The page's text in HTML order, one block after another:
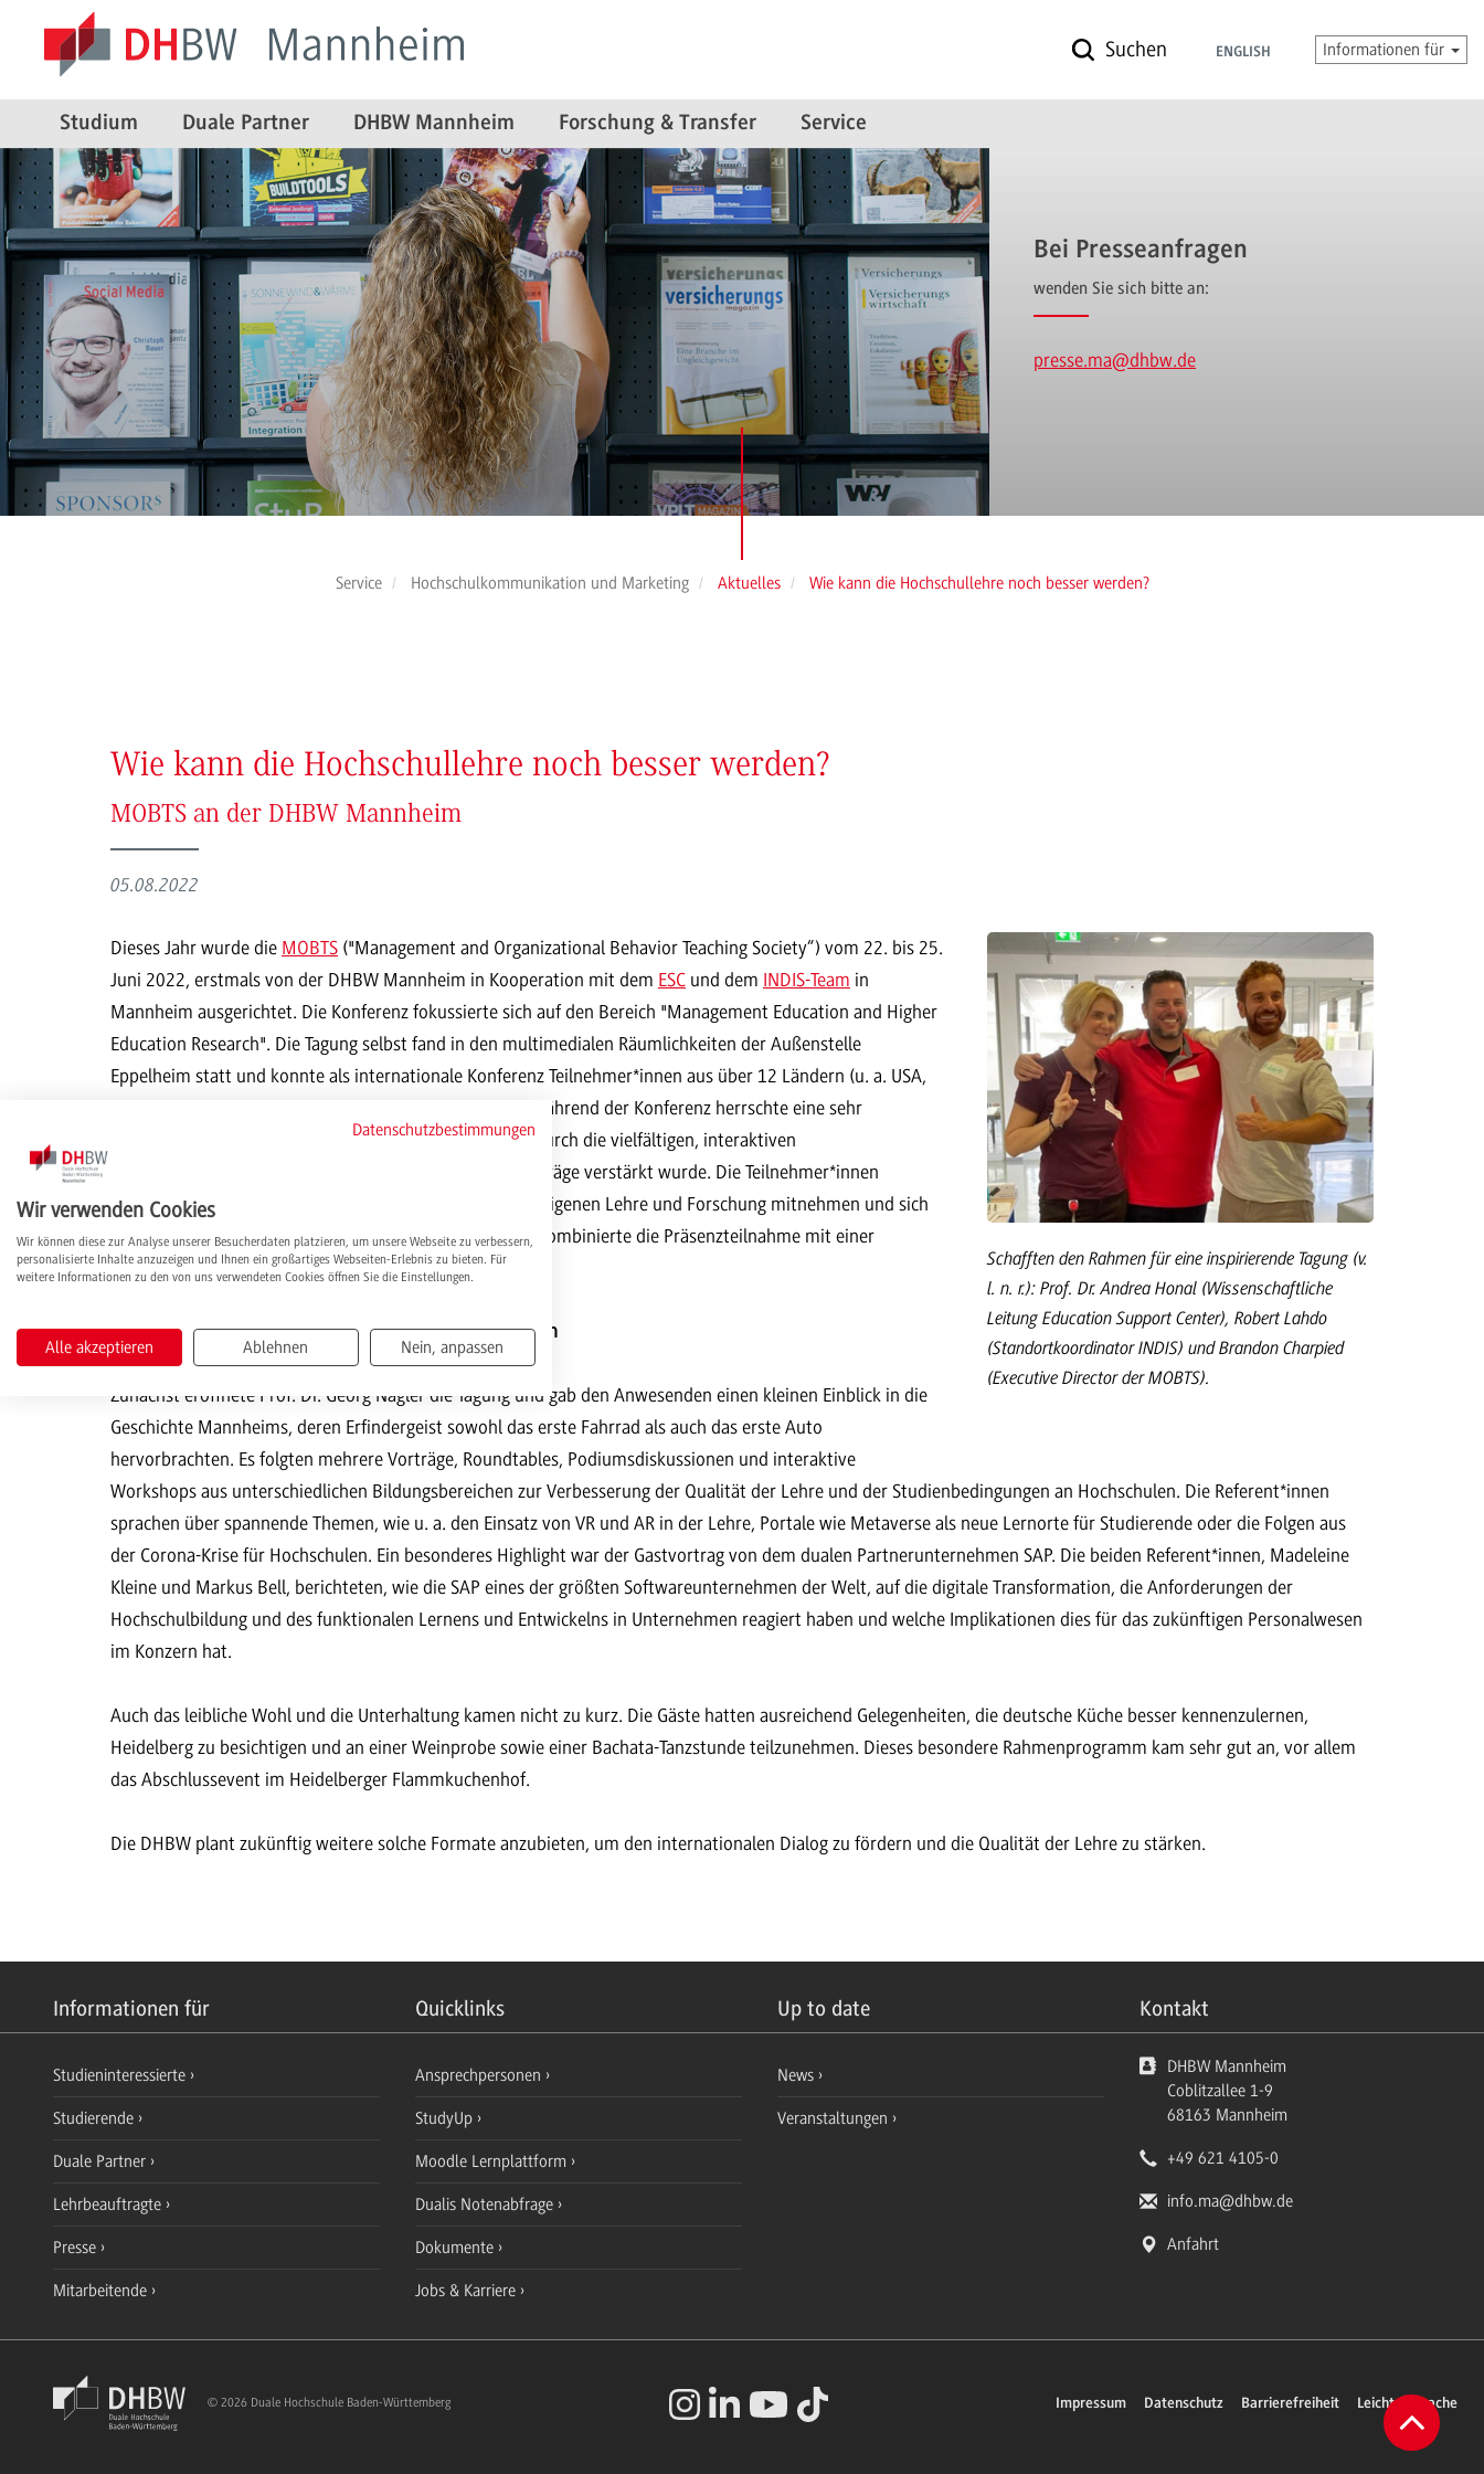
Suchen ENGLISH Informationen für
Studium Duale Partner DHBW Mannheim Forschung & Transfer Service
Bei Presseanfragen
wenden Sie sich bitte an:
presse.ma@dhbw.de
Service Hochschulkommunikation und Marketing Aktuelles Wie kann die Hochschullehre noch besser werden?
Wie kann die Hochschullehre noch besser werden?
MOBTS an der DHBW Mannheim
05.08.2022
Schafften den Rahmen für eine inspirierende Tagung (v.
l. n. r.): Prof. Dr. Andrea Honal (Wissenschaftliche
Leitung Education Support Center), Robert Lahdo
(Standortkoordinator INDIS) und Brandon Charpied
(Executive Director der MOBTS).
Dieses Jahr wurde die MOBTS ("Management and Organizational Behavior Teaching Society“) vom 22. bis 25.
Juni 2022, erstmals von der DHBW Mannheim in Kooperation mit dem ESC und dem INDIS-Team in
Mannheim ausgerichtet. Die Konferenz fokussierte sich auf den Bereich "Management Education and Higher
Education Research". Die Tagung selbst fand in den multimedialen Räumlichkeiten der Außenstelle
Eppelheim statt und konnte als internationale Konferenz Teilnehmer*innen aus über 12 Ländern (u. a. USA,
Spanien, Schweiz, Mexiko oder Neuseeland) begrüßen. Während der Konferenz herrschte eine sehr
inspirierende und angenehme Arbeitsatmosphäre, was durch die vielfältigen, interaktiven
Konferenzformate, kleinen Teams und hochwertigen Vorträge verstärkt wurde. Die Teilnehmer*innen
konnten viele neue Erkenntnisse zur Verbesserung ihrer eigenen Lehre und Forschung mitnehmen und sich
sehr gut vernetzen. Das hybride Konzept der Konferenz kombinierte die Präsenzteilnahme mit einer
virtuellen Veranstaltung und wurde als sehr gut bewertet.
In interaktiven Formaten Potenziale für die Lehre ausloten
Zunächst eröffnete Prof. Dr. Georg Nagler die Tagung und gab den Anwesenden einen kleinen Einblick in die
Geschichte Mannheims, deren Erfindergeist sowohl das erste Fahrrad als auch das erste Auto
hervorbrachten. Es folgten mehrere Vorträge, Roundtables, Podiumsdiskussionen und interaktive
Workshops aus unterschiedlichen Bildungsbereichen zur Verbesserung der Qualität der Lehre und der Studienbedingungen an Hochschulen. Die Referent*innen
sprachen über spannende Themen, wie u. a. den Einsatz von VR und AR in der Lehre, Portale wie Metaverse als neue Lernorte für Studierende oder die Folgen aus
der Corona-Krise für Hochschulen. Ein besonderes Highlight war der Gastvortrag von dem dualen Partnerunternehmen SAP. Die beiden Referent*innen, Madeleine
Kleine und Markus Bell, berichteten, wie die SAP eines der größten Softwareunternehmen der Welt, auf die digitale Transformation, die Anforderungen der
Hochschulbildung und des funktionalen Lernens und Entwickelns in Unternehmen reagiert haben und welche Implikationen dies für das zukünftigen Personalwesen
im Konzern hat.
Auch das leibliche Wohl und die Unterhaltung kamen nicht zu kurz. Die Gäste hatten ausreichend Gelegenheiten, die deutsche Küche besser kennenzulernen,
Heidelberg zu besichtigen und an einer Weinprobe sowie einer Bachata-Tanzstunde teilzunehmen. Dieses besondere Rahmenprogramm kam sehr gut an, vor allem
das Abschlussevent im Heidelberger Flammkuchenhof.
Die DHBW plant zukünftig weitere solche Formate anzubieten, um den internationalen Dialog zu fördern und die Qualität der Lehre zu stärken.
Informationen für Quicklinks Up to date Kontakt
Studieninteressierte
Studierende
Duale Partner
Lehrbeauftragte
Presse
Mitarbeitende
Ansprechpersonen
StudyUp
Moodle Lernplattform
Dualis Notenabfrage
Dokumente
Jobs & Karriere
News
Veranstaltungen
DHBW Mannheim
Coblitzallee 1-9
68163 Mannheim
+49 621 4105-0
info.ma@dhbw.de
Anfahrt
Impressum Datenschutz Barrierefreiheit Leichte Sprache
© 2026 Duale Hochschule Baden-Württemberg
Zum
Datenschutzbestimmungen
Wir verwenden Cookies
Wir können diese zur Analyse unserer Besucherdaten platzieren, um unsere Webseite zu verbessern,
personalisierte Inhalte anzuzeigen und Ihnen ein großartiges Webseiten-Erlebnis zu bieten. Für
weitere Informationen zu den von uns verwendeten Cookies öffnen Sie die Einstellungen.
Alle akzeptieren Ablehnen Nein, anpassen